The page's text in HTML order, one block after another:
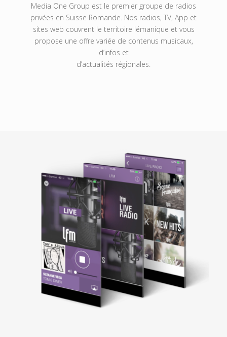
Media One Group est le premier groupe de radios
privées en Suisse Romande. Nos radios, TV, App et
sites web couvrent le territoire lémanique et vous
propose une offre variée de contenus musicaux,
d’infos et
d’actualités régionales.